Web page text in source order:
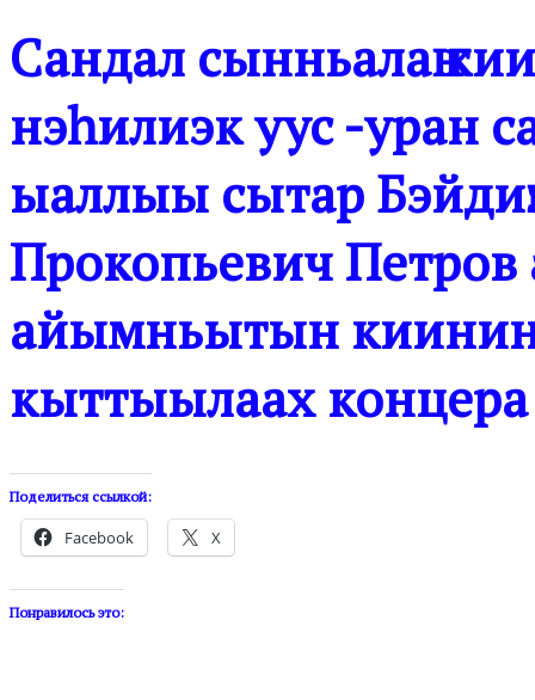
Сандал сынньалаҥ
нэһилиэк уус -уран
ыаллыы сытар
Прокопьевич
айымньытын
кыттыылаах концера
Поделиться ссылкой:
Facebook X
Понравилось это: